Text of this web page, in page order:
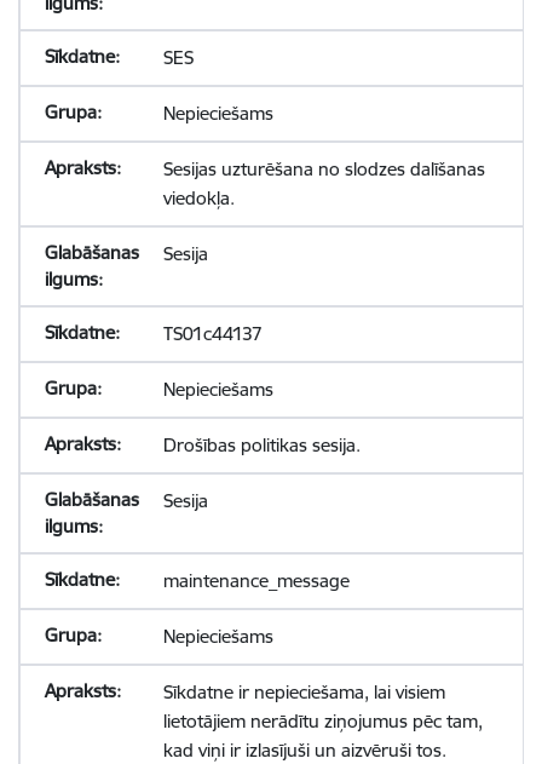
SES
Nepieciešams
Sesijas uzturēšana no slodzes dalīšanas
viedokļa.
Sesija
TS01c44137
Nepieciešams
Drošības politikas sesija.
Sesija
maintenance_message
Nepieciešams
Sīkdatne ir nepieciešama, lai visiem
lietotājiem nerādītu ziņojumus pēc tam,
kad viņi ir izlasījuši un aizvēruši tos.